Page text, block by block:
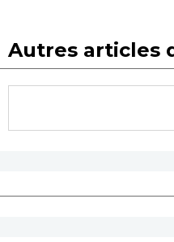
Autres articles